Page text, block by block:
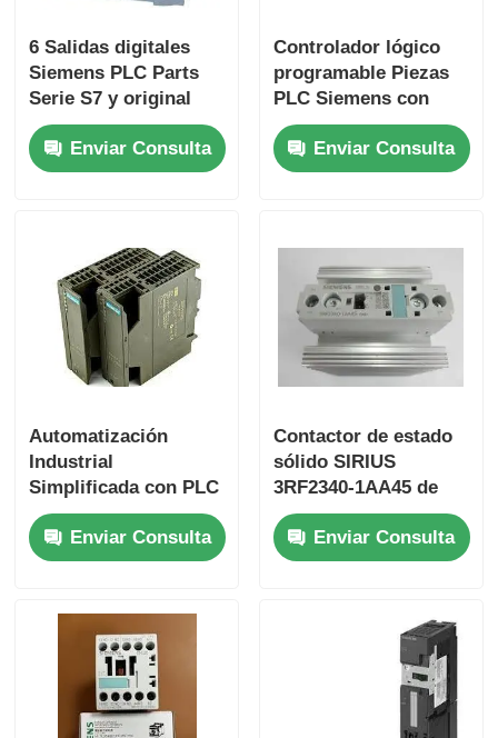
PLC triple del ICS
Plc de Woodward
Módulo del PLC de Schneider
Módulo Bently Nevada
Módulo de comunicación de Prosoft
Controlador DCS de ABB
Control DCS de Honeywell
6 Salidas digitales
Siemens PLC Parts
Serie S7 y original
para el rendimiento
Enviar Consulta
Controlador lógico
programable Piezas
PLC Siemens con
velocidad de CPU de
25 Ns/paso y 2
entradas analógicas
Enviar Consulta
Automatización
Industrial
Simplificada con PLC
S7-1200 6ES7153-
1AA03-0XB0 y 50 KB
de Memoria
Enviar Consulta
Contactor de estado
sólido SIRIUS
3RF2340-1AA45 de
Siemens
Enviar Consulta